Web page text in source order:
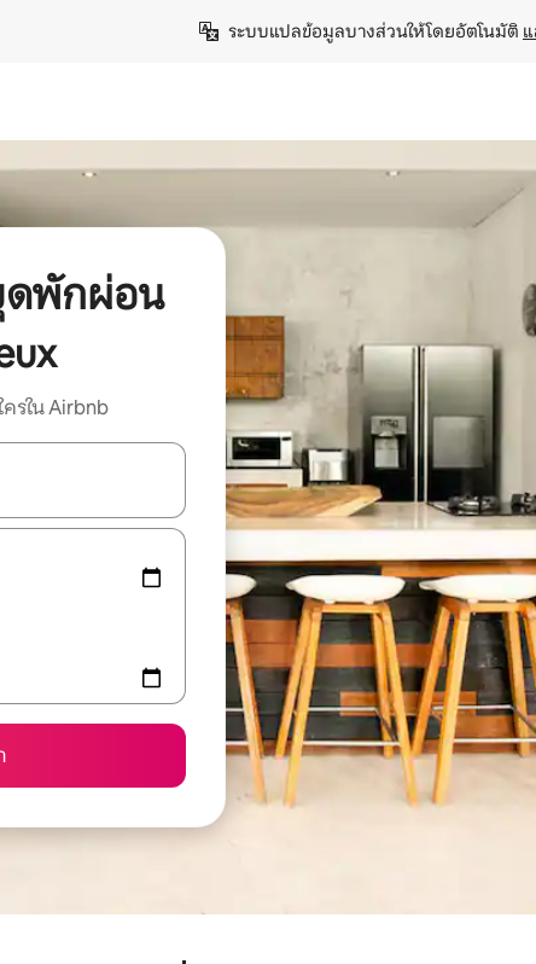
ระบบแปลข้อมูลบางส่วนให้โดยอัตโนมัติ
ดพักผ่อน
รใน Airbnb
รือปัด เพื่อสำรวจผลการค้นหา